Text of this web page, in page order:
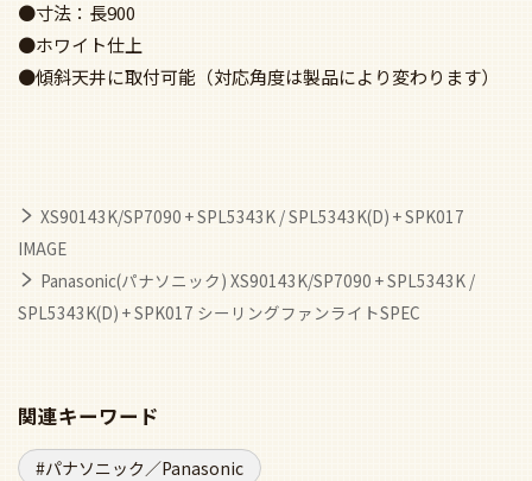
●寸法：長900
●ホワイト仕上
●傾斜天井に取付可能（対応角度は製品により変わります）
XS90143K/SP7090 + SPL5343K / SPL5343K(D) + SPK017
IMAGE
Panasonic(パナソニック) XS90143K/SP7090 + SPL5343K /
SPL5343K(D) + SPK017 シーリングファンライトSPEC
関連キーワード
パナソニック／Panasonic